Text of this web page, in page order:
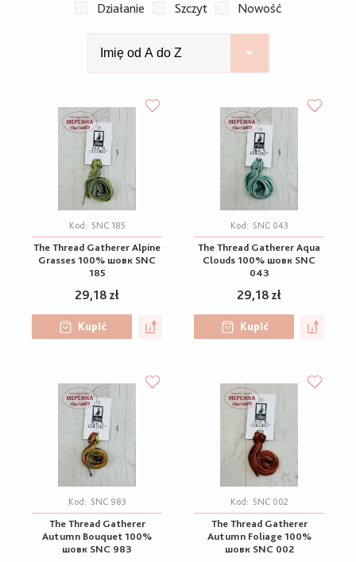
Działanie Szczyt Nowość
Kod: SNC 185
The Thread Gatherer Alpine
Grasses 100% шовк SNC
185
29,18 zł
Kupić
Kod: SNC 043
The Thread Gatherer Aqua
Clouds 100% шовк SNC
043
29,18 zł
Kupić
Kod: SNC 983
The Thread Gatherer
Autumn Bouquet 100%
шовк SNC 983
Kod: SNC 002
The Thread Gatherer
Autumn Foliage 100%
шовк SNC 002